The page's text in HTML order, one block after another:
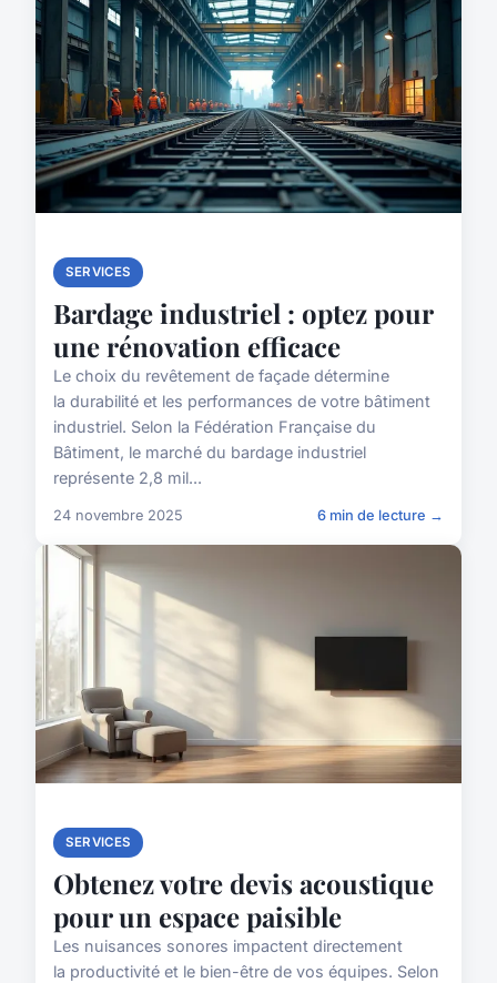
SERVICES
Bardage industriel : optez pour
une rénovation efficace
Le choix du revêtement de façade détermine
la durabilité et les performances de votre bâtiment
industriel. Selon la Fédération Française du
Bâtiment, le marché du bardage industriel
représente 2,8 mil...
24 novembre 2025 6 min de lecture →
SERVICES
Obtenez votre devis acoustique
pour un espace paisible
Les nuisances sonores impactent directement
la productivité et le bien-être de vos équipes. Selon